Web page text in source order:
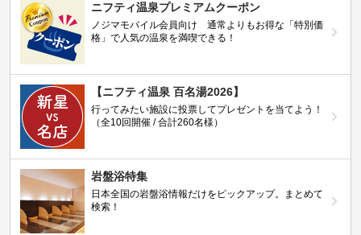
ニフティ温泉プレミアムクーポン
ノジマモバイル会員向け 通常よりもお得な「特別価
格」で人気の温泉を満喫できる！
【ニフティ温泉 百名湯2026】
行ってみたい施設に投票してプレゼントを当てよう！
（全10回開催 / 合計260名様）
岩盤浴特集
日本全国の岩盤浴情報だけをピックアップ。まとめて
検索！